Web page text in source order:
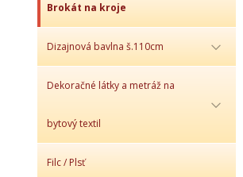
Brokát na kroje
Dizajnová bavlna š.110cm
Dekoračné látky a metráž na
bytový textil
Filc / Plsť